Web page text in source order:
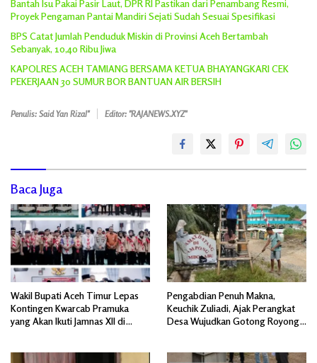
Bantah Isu Pakai Pasir Laut, DPR RI Pastikan dari Penambang Resmi,
Proyek Pengaman Pantai Mandiri Sejati Sudah Sesuai Spesifikasi
BPS Catat Jumlah Penduduk Miskin di Provinsi Aceh Bertambah
Sebanyak, 10,40 Ribu Jiwa
KAPOLRES ACEH TAMIANG BERSAMA KETUA BHAYANGKARI CEK
PEKERJAAN 30 SUMUR BOR BANTUAN AIR BERSIH
Penulis: Said Yan Rizal" Editor: "RAJANEWS.XYZ"
Baca Juga
Wakil Bupati Aceh Timur Lepas
Kontingen Kwarcab Pramuka
yang Akan Ikuti Jamnas XII di
Pengabdian Penuh Makna,
Keuchik Zuliadi, Ajak Perangkat
Desa Wujudkan Gotong Royong,